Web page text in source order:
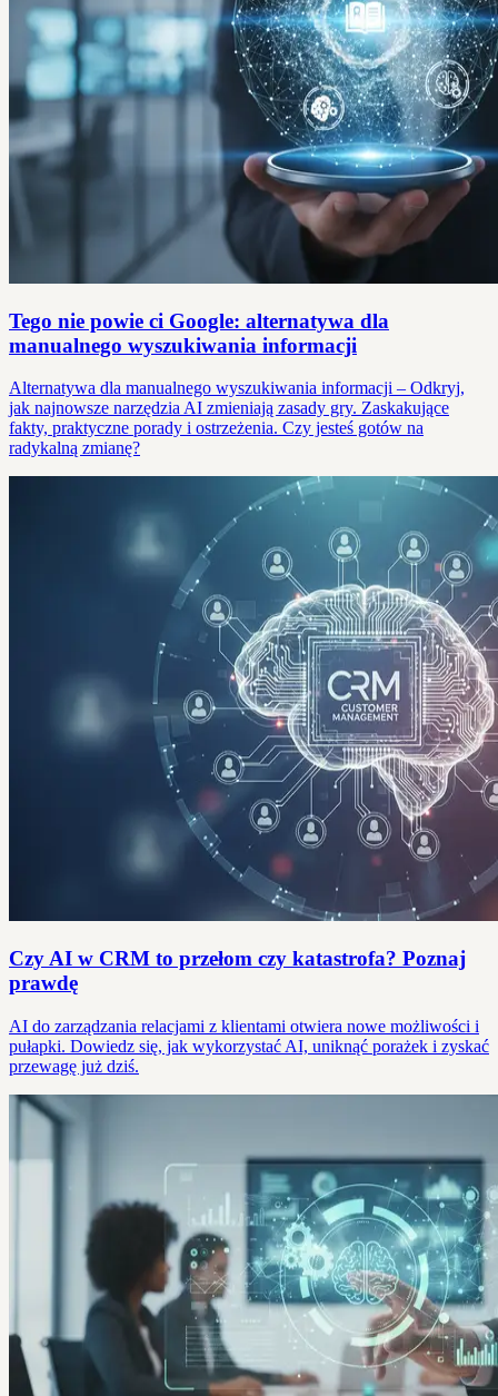
Tego nie powie ci Google: alternatywa dla
manualnego wyszukiwania informacji
Alternatywa dla manualnego wyszukiwania informacji – Odkryj,
jak najnowsze narzędzia AI zmieniają zasady gry. Zaskakujące
fakty, praktyczne porady i ostrzeżenia. Czy jesteś gotów na
radykalną zmianę?
Czy AI w CRM to przełom czy katastrofa? Poznaj
prawdę
AI do zarządzania relacjami z klientami otwiera nowe możliwości i
pułapki. Dowiedz się, jak wykorzystać AI, uniknąć porażek i zyskać
przewagę już dziś.